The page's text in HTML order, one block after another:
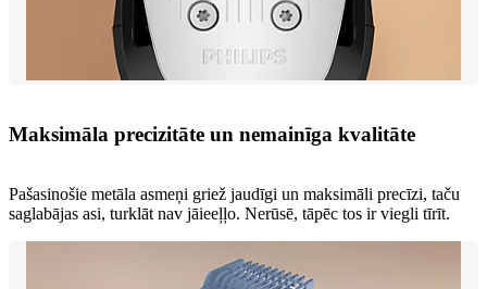
Maksimāla precizitāte un nemainīga kvalitāte
Pašasinošie metāla asmeņi griež jaudīgi un maksimāli precīzi, taču
saglabājas asi, turklāt nav jāieeļļo. Nerūsē, tāpēc tos ir viegli tīrīt.